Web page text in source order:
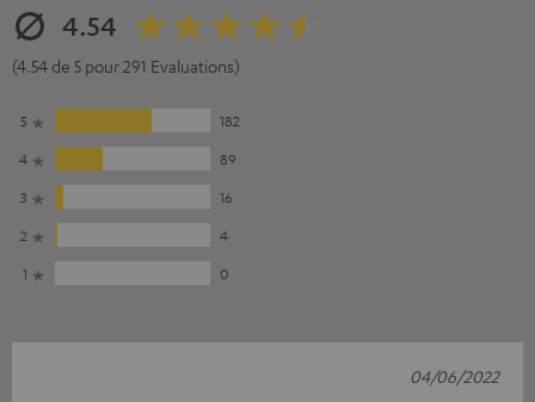
4.54
(4.54 de 5 pour 291 Evaluations)
5
182
4
89
3
16
2
4
1
0
04/06/2022